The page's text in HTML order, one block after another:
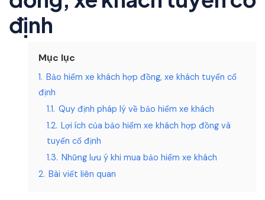
định
Mục lục
1. Bảo hiểm xe khách hợp đồng, xe khách tuyến cố
định
1.1. Quy định pháp lý về bảo hiểm xe khách
1.2. Lợi ích của bảo hiểm xe khách hợp đồng và
tuyến cố định
1.3. Những lưu ý khi mua bảo hiểm xe khách
2. Bài viết liên quan